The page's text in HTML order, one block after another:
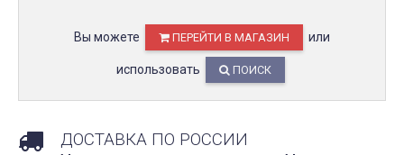
Вы можете ПЕРЕЙТИ В МАГАЗИН или
использовать ПОИСК
ДОСТАВКА ПО РОССИИ